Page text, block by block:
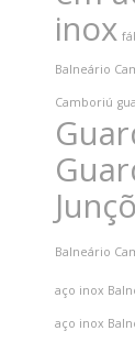
inox
Balneário
Camboriú
Balneário
aço inox
aço inox
–